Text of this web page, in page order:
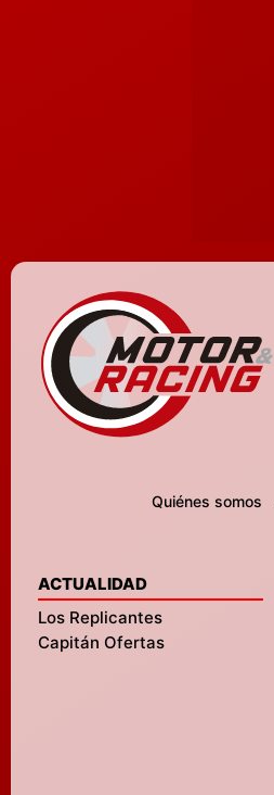
Quiénes somos
ACTUALIDAD
Los Replicantes
Capitán Ofertas